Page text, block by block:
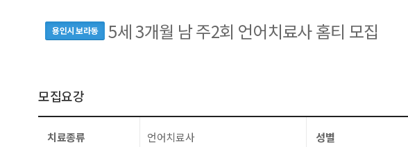
용인시 보라동 5세 3개월 남 주2회 언어치료사 홈티 모집
모집요강
치료종류 언어치료사 성별